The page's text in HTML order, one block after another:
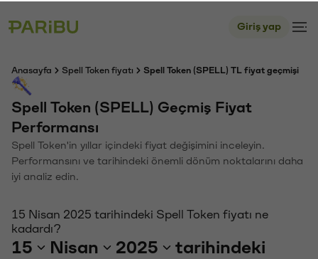
Giriş yap
Anasayfa Spell Token fiyatı Spell Token (SPELL) TL fiyat geçmişi
Spell Token (SPELL) Geçmiş Fiyat
Performansı
Spell Token'in yıllar içindeki fiyat değişimini inceleyin.
Performansını ve tarihindeki önemli dönüm noktalarını daha
iyi analiz edin.
15 Nisan 2025 tarihindeki Spell Token fiyatı ne
kadardı?
15 Nisan 2025
tarihindeki